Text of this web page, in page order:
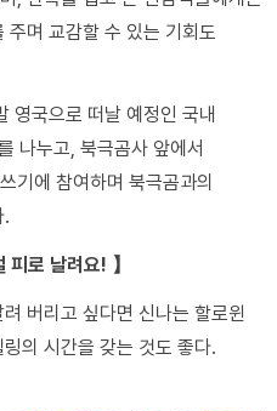
며 교감할 수 있는 기회도
영국으로 떠날 예정인 국내
나누고, 북극곰사 앞에서
기에 참여하며 북극곰과의
.
피로 날려요! 】
버리고 싶다면 신나는 할로윈
의 시간을 갖는 것도 좋다.